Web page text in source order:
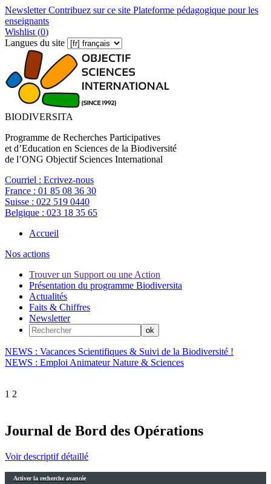
NewsletterContribuez sur ce site Plateforme pédagogique pour les
enseignants
Wishlist (0)
Langues du site
BIODIVERSITA
Programme de Recherches Participatives
et d’Education en Sciences de la Biodiversité
de l’ONG Objectif Sciences International
Courriel : Ecrivez-nous
France : 01 85 08 36 30
Suisse : 022 519 0440
Belgique : 023 18 35 65
Accueil
Nos actions
Trouver un Support ou une Action
Présentation du programme Biodiversita
Actualités
Faits & Chiffres
Newsletter
NEWS : Vacances Scientifiques & Suivi de la Biodiversité !
NEWS : Emploi Animateur Nature & Sciences
1 2
Journal de Bord des Opérations
Voir descriptif détaillé
Activer la recherche avancée